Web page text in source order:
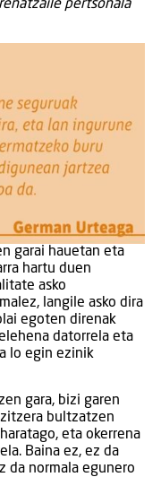
pertsonala
garai hauetan eta
hartu duen
asko
langile asko dira
egoten direnak
datorrela eta
lo egin ezinik
gara, bizi garen
bultzatzen
eta okerrena
Baina ez, ez da
da normala egunero